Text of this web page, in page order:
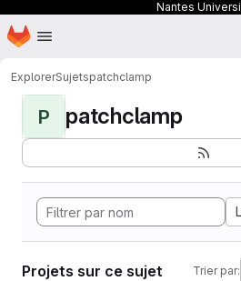
Nantes
Passer au contenu principal
Page d'accueil
ExplorerSujetspatchclamp
P patchclamp
Projets sur ce sujet Trier par: